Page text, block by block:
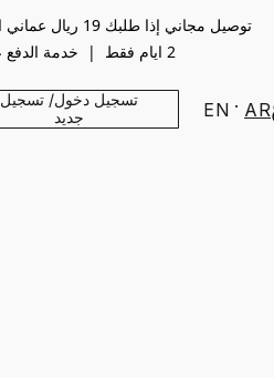
2 ايام فقط | خدمة الدفع عند الإستلام متوفرة
تسجيل دخول/ تسجيل
جديد
EN AR